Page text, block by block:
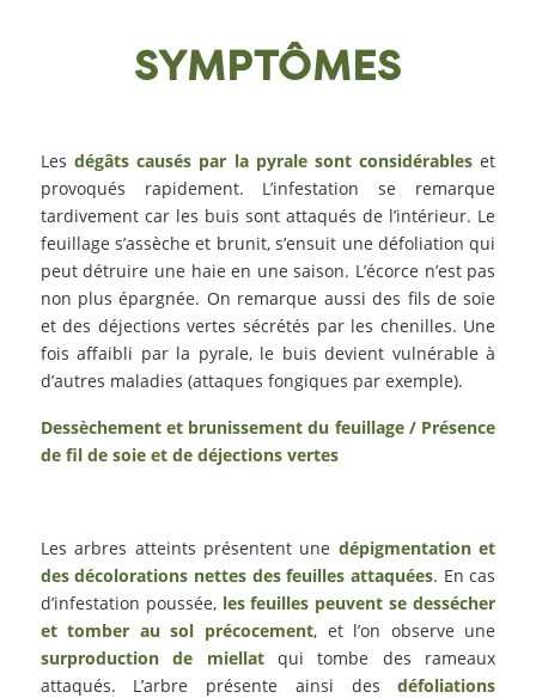
SYMPTÔMES
Les dégâts causés par la pyrale sont considérables et
provoqués rapidement. L’infestation se remarque
tardivement car les buis sont attaqués de l’intérieur. Le
feuillage s’assèche et brunit, s’ensuit une défoliation qui
peut détruire une haie en une saison. L’écorce n’est pas
non plus épargnée. On remarque aussi des fils de soie
et des déjections vertes sécrétés par les chenilles. Une
fois affaibli par la pyrale, le buis devient vulnérable à
d’autres maladies (attaques fongiques par exemple).
Dessèchement et brunissement du feuillage / Présence
de fil de soie et de déjections vertes
Les arbres atteints présentent une dépigmentation et
des décolorations nettes des feuilles attaquées. En cas
d’infestation poussée, les feuilles peuvent se dessécher
et tomber au sol précocement, et l’on observe une
surproduction de miellatqui tombe des rameaux
attaqués. L’arbre présente ainsi desdéfoliations